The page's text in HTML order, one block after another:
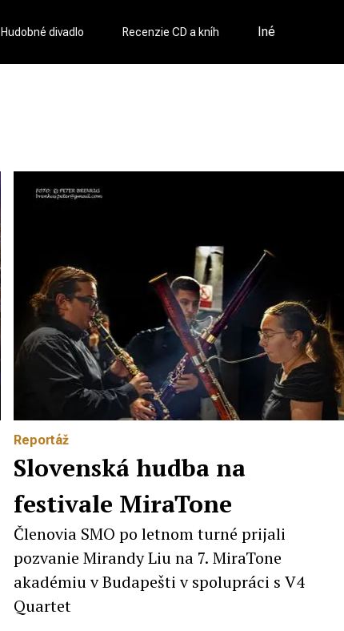
Hudobné divadlo Recenzie CD a kníh Iné
Reportáž
Slovenská hudba na
festivale MiraTone
Členovia SMO po letnom turné prijali
pozvanie Mirandy Liu na 7. MiraTone
akadémiu v Budapešti v spolupráci s V4
Quartet